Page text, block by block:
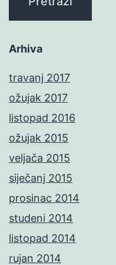
Arhiva
travanj 2017
ožujak 2017
listopad 2016
ožujak 2015
veljača 2015
siječanj 2015
prosinac 2014
studeni 2014
listopad 2014
rujan 2014